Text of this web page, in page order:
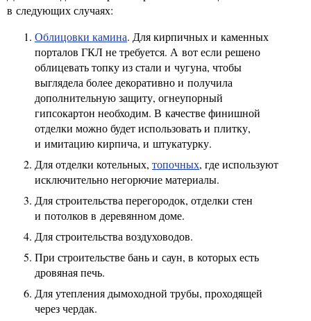
в следующих случаях:
Облицовки камина. Для кирпичных и каменных
порталов ГКЛ не требуется. А вот если решено
облицевать топку из стали и чугуна, чтобы
выглядела более декоративно и получила
дополнительную защиту, огнеупорный
гипсокартон необходим. В качестве финишной
отделки можно будет использовать и плитку,
и имитацию кирпича, и штукатурку.
Для отделки котельных, топочных, где используют
исключительно негорючие материалы.
Для строительства перегородок, отделки стен
и потолков в деревянном доме.
Для строительства воздуховодов.
При строительстве бань и саун, в которых есть
дровяная печь.
Для утепления дымоходной трубы, проходящей
через чердак.